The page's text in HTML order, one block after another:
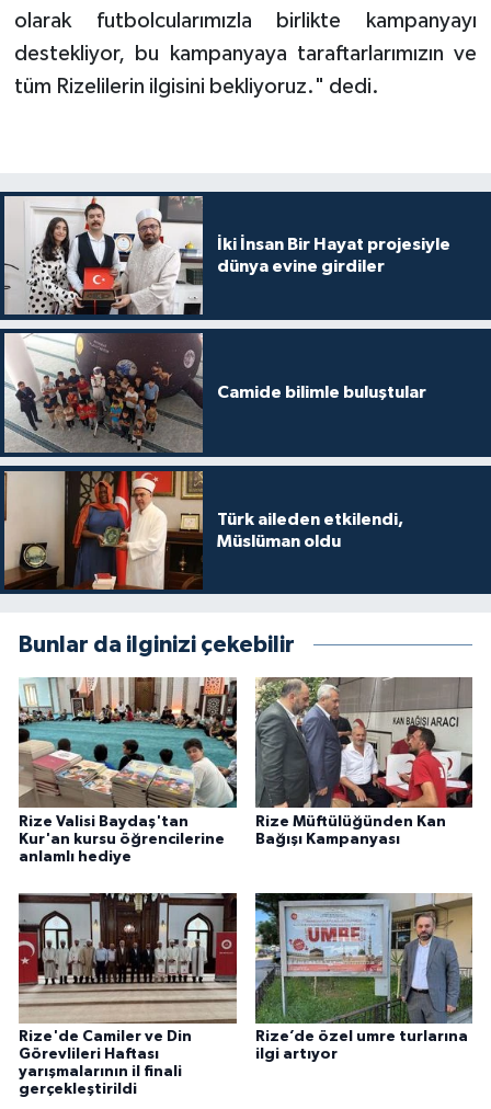
olarak futbolcularımızla birlikte kampanyayı
destekliyor, bu kampanyaya taraftarlarımızın ve
tüm Rizelilerin ilgisini bekliyoruz." dedi.
İki İnsan Bir Hayat projesiyle
dünya evine girdiler
Camide bilimle buluştular
Türk aileden etkilendi,
Müslüman oldu
Bunlar da ilginizi çekebilir
Rize Valisi Baydaş'tan
Kur'an kursu öğrencilerine
anlamlı hediye
Rize Müftülüğünden Kan
Bağışı Kampanyası
Rize'de Camiler ve Din
Görevlileri Haftası
yarışmalarının il finali
gerçekleştirildi
Rize’de özel umre turlarına
ilgi artıyor
Giresun Müftülüğü
Hakkari Müftülüğü
Hatay Müftülüğü
Iğdır Müftülüğü
Isparta Müftülüğü
İstanbul Müftülüğü
İzmir Müftülüğü
Kahramanmaraş Müftülüğü
Karabük Müftülüğü
Karaman Müftülüğü
Kars Müftülüğü
Kastamonu Müftülüğü
Kayseri Müftülüğü
Kırıkkale Müftülüğü
Kırklareli Müftülüğü
Kırşehir Müftülüğü
Kocaeli Müftülüğü